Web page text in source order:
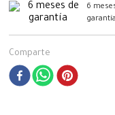
6
garantía
Comparte